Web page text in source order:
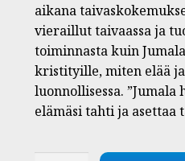
aikana
vieraillut taivaassa ja
toiminnasta kuin
kristityille, miten elää
luonnollisessa.
elämäsi tahti ja asettaa